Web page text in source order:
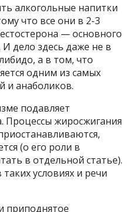
алкогольные напитки
что все они в 2-3
— основного
дело здесь даже не в
а в том, что
одним из самых
и анаболиков.
подавляет
Процессы жиросжигания
(о его роли в
в отдельной статье).
условиях и речи
приподнятое